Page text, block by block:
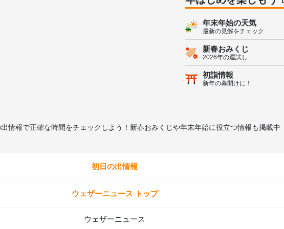
年末年始の天気
最新の見解をチェック
新春おみくじ
2026年の運試し
初詣情報
新年の幕開けに！
情報で正確な時間をチェックしよう！新春おみくじや年末年始に役立つ情報も掲載中
初日の出情報
ウェザーニュース トップ
ウェザーニュース